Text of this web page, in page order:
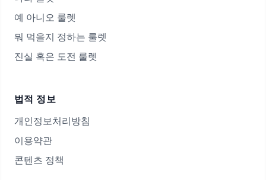
예 아니오 룰렛
뭐 먹을지 정하는 룰렛
진실 혹은 도전 룰렛
법적 정보
개인정보처리방침
이용약관
콘텐츠 정책